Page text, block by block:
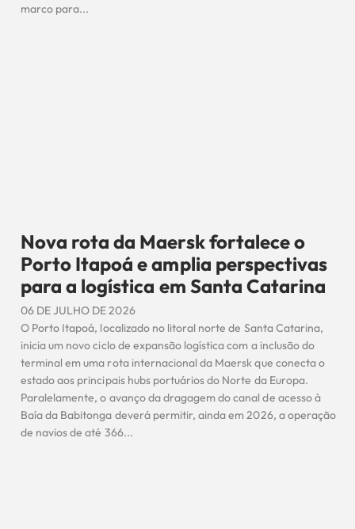
marco para...
Nova rota da Maersk fortalece o
Porto Itapoá e amplia perspectivas
para a logística em Santa Catarina
06 DE JULHO DE 2026
O Porto Itapoá, localizado no litoral norte de Santa Catarina,
inicia um novo ciclo de expansão logística com a inclusão do
terminal em uma rota internacional da Maersk que conecta o
estado aos principais hubs portuários do Norte da Europa.
Paralelamente, o avanço da dragagem do canal de acesso à
Baía da Babitonga deverá permitir, ainda em 2026, a operação
de navios de até 366...